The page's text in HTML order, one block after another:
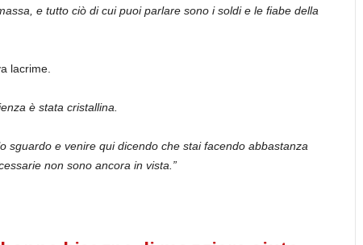
e tutto ciò di cui puoi parlare sono i soldi e le fiabe della
lacrime.
è stata cristallina.
sguardo e venire qui dicendo che stai facendo abbastanza
non sono ancora in vista.”